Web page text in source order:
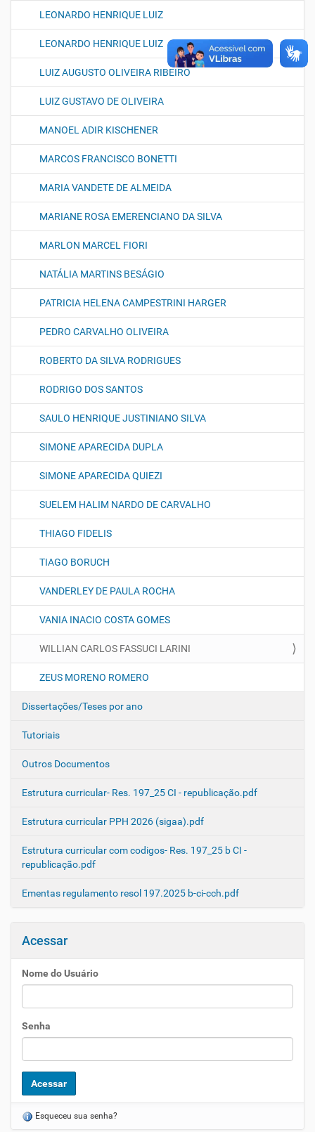
LEONARDO HENRIQUE LUIZ
LEONARDO HENRIQUE LUIZ
LUIZ AUGUSTO OLIVEIRA RIBEIRO
LUIZ GUSTAVO DE OLIVEIRA
MANOEL ADIR KISCHENER
MARCOS FRANCISCO BONETTI
MARIA VANDETE DE ALMEIDA
MARIANE ROSA EMERENCIANO DA SILVA
MARLON MARCEL FIORI
NATÁLIA MARTINS BESÁGIO
PATRICIA HELENA CAMPESTRINI HARGER
PEDRO CARVALHO OLIVEIRA
ROBERTO DA SILVA RODRIGUES
RODRIGO DOS SANTOS
SAULO HENRIQUE JUSTINIANO SILVA
SIMONE APARECIDA DUPLA
SIMONE APARECIDA QUIEZI
SUELEM HALIM NARDO DE CARVALHO
THIAGO FIDELIS
TIAGO BORUCH
VANDERLEY DE PAULA ROCHA
VANIA INACIO COSTA GOMES
WILLIAN CARLOS FASSUCI LARINI
ZEUS MORENO ROMERO
Dissertações/Teses por ano
Tutoriais
Outros Documentos
Estrutura curricular- Res. 197_25 CI - republicação.pdf
Estrutura curricular PPH 2026 (sigaa).pdf
Estrutura curricular com codigos- Res. 197_25 b CI -
republicação.pdf
Ementas regulamento resol 197.2025 b-ci-cch.pdf
Acessar
Nome do Usuário
Senha
Esqueceu sua senha?